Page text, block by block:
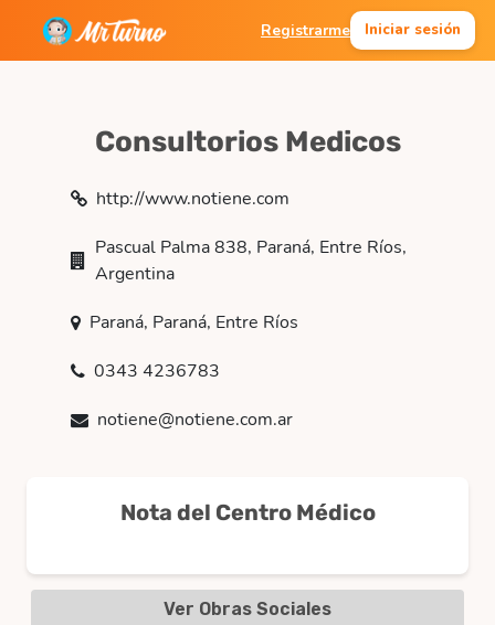
Registrarme Iniciar sesión
Consultorios Medicos
http://www.notiene.com
Pascual Palma 838, Paraná, Entre Ríos,
Argentina
Paraná, Paraná, Entre Ríos
0343 4236783
notiene@notiene.com.ar
Nota del Centro Médico
Ver Obras Sociales